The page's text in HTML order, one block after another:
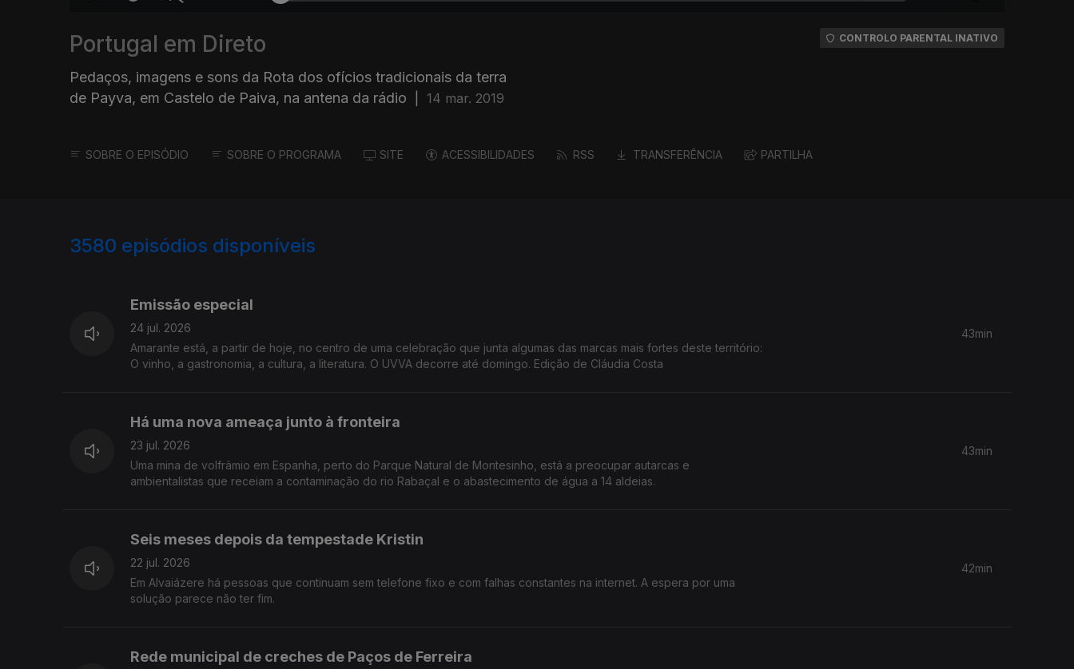
Portugal em Direto
Pedaços, imagens e sons da Rota dos ofícios tradicionais da terra
de Payva, em Castelo de Paiva, na antena da rádio
14 mar. 2019
CONTROLO PARENTAL INATIVO
SOBRE O EPISÓDIO SOBRE O PROGRAMA SITE ACESSIBILIDADES RSS TRANSFERÊNCIA PARTILHA
3580 episódios disponíveis
Emissão especial
24 jul. 2026
Amarante está, a partir de hoje, no centro de uma celebração que junta algumas das marcas mais fortes deste território:
O vinho, a gastronomia, a cultura, a literatura. O UVVA decorre até domingo. Edição de Cláudia Costa
43min
Há uma nova ameaça junto à fronteira
23 jul. 2026
Uma mina de volfrâmio em Espanha, perto do Parque Natural de Montesinho, está a preocupar autarcas e
ambientalistas que receiam a contaminação do rio Rabaçal e o abastecimento de água a 14 aldeias.
43min
Seis meses depois da tempestade Kristin
22 jul. 2026
Em Alvaiázere há pessoas que continuam sem telefone fixo e com falhas constantes na internet. A espera por uma
solução parece não ter fim.
42min
Rede municipal de creches de Paços de Ferreira